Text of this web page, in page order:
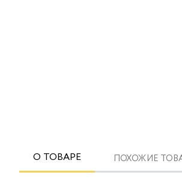
О ТОВАРЕ ПОХОЖИЕ